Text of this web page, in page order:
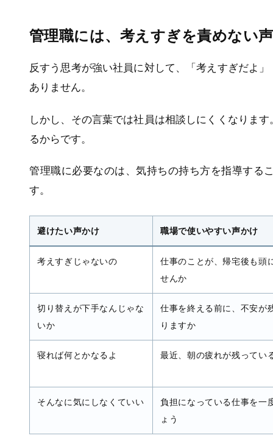
管理職には、考えすぎを責めない
反すう思考が強い社員に対して、「考えすぎだよ
ありません。
しかし、その言葉では社員は相談しにくくなりま
るからです。
管理職に必要なのは、気持ちの持ち方を指導する
す。
避けたい声かけ 職場で使いやすい声かけ
考えすぎじゃないの
仕事のことが、帰宅後も頭
せんか
切り替えが下手なんじゃな
いか
仕事を終える前に、不安が
りますか
寝れば何とかなるよ 最近、朝の疲れが残ってい
そんなに気にしなくていい
負担になっている仕事を一
ょう